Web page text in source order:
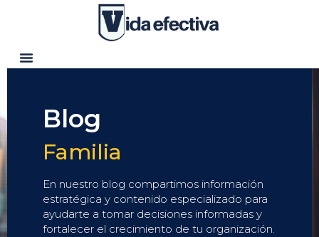
Blog
Familia
En nuestro blog compartimos información
estratégica y contenido especializado para
ayudarte a tomar decisiones informadas y
fortalecer el crecimiento de tu organización.